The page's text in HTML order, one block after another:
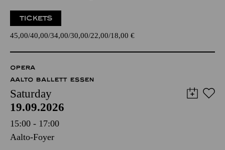
TICKETS
45,00 40,00 34,00 30,00 22,00 18,00 €
OPERA
AALTO BALLETT ESSEN
Saturday
19.09.2026
15:00 - 17:00
Aalto-Foyer